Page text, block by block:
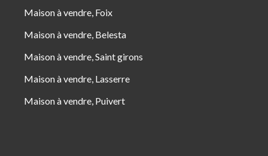
Maison à vendre, Foix
Maison à vendre, Belesta
Maison à vendre, Saint girons
Maison à vendre, Lasserre
Maison à vendre, Puivert